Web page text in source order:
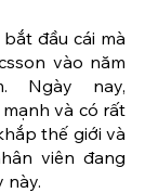
đầu cái mà
vào năm
Ngày nay,
và có rất
thế giới và
viên đang
này.